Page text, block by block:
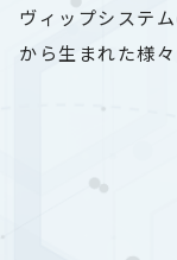
ヴィップシステ
から生まれた様